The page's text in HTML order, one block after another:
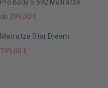
Pro Body S 592 Matratze
ab 299,00 €
Matratze Star Dream
199,00 €